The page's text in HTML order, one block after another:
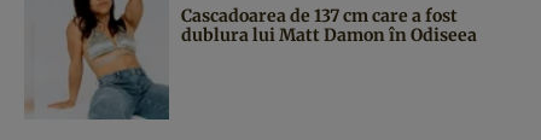
Cascadoarea de 137 cm care a fost
dublura lui Matt Damon în Odiseea